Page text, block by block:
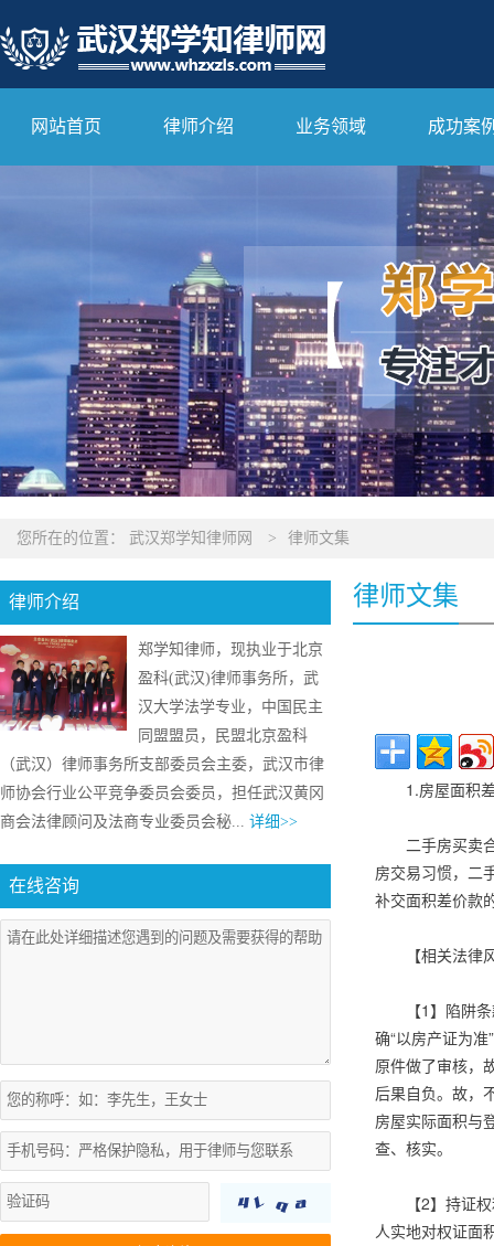
网站首页 律师介绍 业务领域 成功案
您所在的位置： 武汉郑学知律师网 > 律师文集
律师介绍
郑学知律师，现执业于北京
盈科(武汉)律师事务所，武
汉大学法学专业，中国民主
同盟盟员，民盟北京盈科
（武汉）律师事务所支部委员会主委，武汉市律
师协会行业公平竞争委员会委员，担任武汉黄冈
商会法律顾问及法商专业委员会秘... 详细>>
在线咨询
律师文集
1.房屋面积
二手房买卖
房交易习惯，二
补交面积差价款
【相关法律
【1】陷阱
确“以房产证为
原件做了审核，
后果自负。故，
房屋实际面积与
查、核实。
【2】持证
人实地对权证面